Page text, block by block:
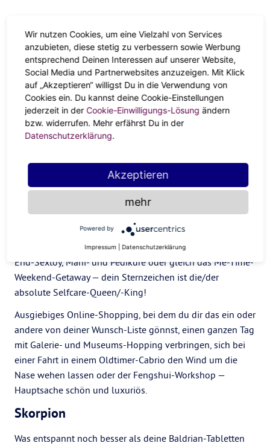
Mit dem Herrscherplanet Venus bekommst du als
Sternzeichen Waagegar nicht genug vom “Good Life” und
belohnst dich daher regelmäßig mit einem neuen
Selfcare-Ritual. Ob Akupunktur-Session, ein neues High-
End-Sextoy, Mani- und Pediküre oder gleich das Me-Time-
Weekend-Getaway — dein Sternzeichen ist die/der
absolute Selfcare-Queen/-King!
Ausgiebiges Online-Shopping, bei dem du dir das ein oder
andere von deiner Wunsch-Liste gönnst, einen ganzen Tag
mit Galerie- und Museums-Hopping verbringen, sich bei
einer Fahrt in einem Oldtimer-Cabrio den Wind um die
Nase wehen lassen oder der Fengshui-Workshop —
Hauptsache schön und luxuriös.
Skorpion
Was entspannt noch besser als deine Baldrian-Tabletten
Wir nutzen Cookies, um eine Vielzahl von Services
anzubieten, diese stetig zu verbessern sowie Werbung
entsprechend Deinen Interessen auf unserer Website,
Social Media und Partnerwebsites anzuzeigen. Mit Klick
auf „Akzeptieren“ willigst Du in die Verwendung von
Cookies ein. Du kannst deine Cookie-Einstellungen
jederzeit in der Cookie-Einwilligungs-Lösung ändern
bzw. widerrufen. Mehr erfährst Du in der
Datenschutzerklärung.
Akzeptieren
mehr
Powered by
Impressum Datenschutzerklärung